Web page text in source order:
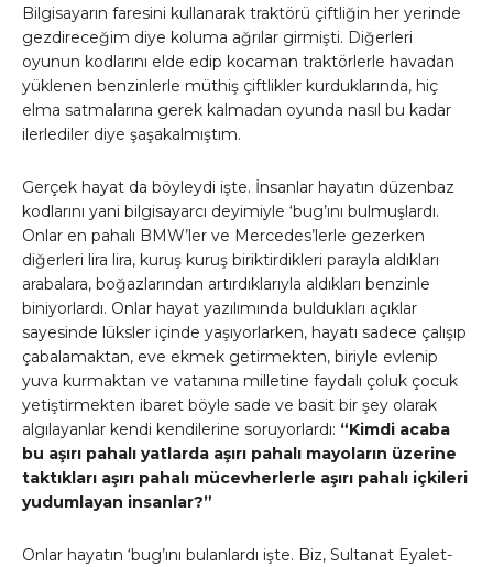
Bilgisayarın faresini kullanarak traktörü çiftliğin her yerinde
gezdireceğim diye koluma ağrılar girmişti. Diğerleri
oyunun kodlarını elde edip kocaman traktörlerle havadan
yüklenen benzinlerle müthiş çiftlikler kurduklarında, hiç
elma satmalarına gerek kalmadan oyunda nasıl bu kadar
ilerlediler diye şaşakalmıştım.
Gerçek hayat da böyleydi işte. İnsanlar hayatın düzenbaz
kodlarını yani bilgisayarcı deyimiyle ‘bug’ını bulmuşlardı.
Onlar en pahalı BMW’ler ve Mercedes’lerle gezerken
diğerleri lira lira, kuruş kuruş biriktirdikleri parayla aldıkları
arabalara, boğazlarından artırdıklarıyla aldıkları benzinle
biniyorlardı. Onlar hayat yazılımında buldukları açıklar
sayesinde lüksler içinde yaşıyorlarken, hayatı sadece çalışıp
çabalamaktan, eve ekmek getirmekten, biriyle evlenip
yuva kurmaktan ve vatanına milletine faydalı çoluk çocuk
yetiştirmekten ibaret böyle sade ve basit bir şey olarak
algılayanlar kendi kendilerine soruyorlardı: “Kimdi acaba
bu aşırı pahalı yatlarda aşırı pahalı mayoların üzerine
taktıkları aşırı pahalı mücevherlerle aşırı pahalı içkileri
yudumlayan insanlar?”
Onlar hayatın ‘bug’ını bulanlardı işte. Biz, Sultanat Eyalet-